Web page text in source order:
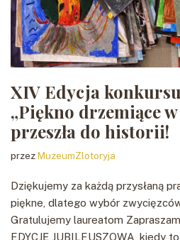
XIV Edycja
„Piękno drzemiące
przeszła do historii!
przezMuzeumZlotoryja
Dziękujemy za każdą przysłaną
piękne, dlatego wybór
Gratulujemy laureatom
EDYCJĘ JUBILEUSZOWĄ, kiedy